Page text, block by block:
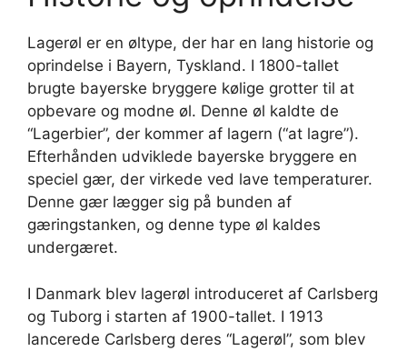
Lagerøl er en øltype, der har en lang historie og
oprindelse i Bayern, Tyskland. I 1800-tallet
brugte bayerske bryggere kølige grotter til at
opbevare og modne øl. Denne øl kaldte de
“Lagerbier”, der kommer af lagern (“at lagre”).
Efterhånden udviklede bayerske bryggere en
speciel gær, der virkede ved lave temperaturer.
Denne gær lægger sig på bunden af
gæringstanken, og denne type øl kaldes
undergæret.
I Danmark blev lagerøl introduceret af Carlsberg
og Tuborg i starten af 1900-tallet. I 1913
lancerede Carlsberg deres “Lagerøl”, som blev